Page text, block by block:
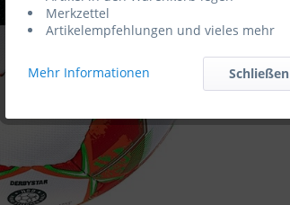
Merkzettel
Artikelempfehlungen und vieles mehr
Mehr Informationen Schließen